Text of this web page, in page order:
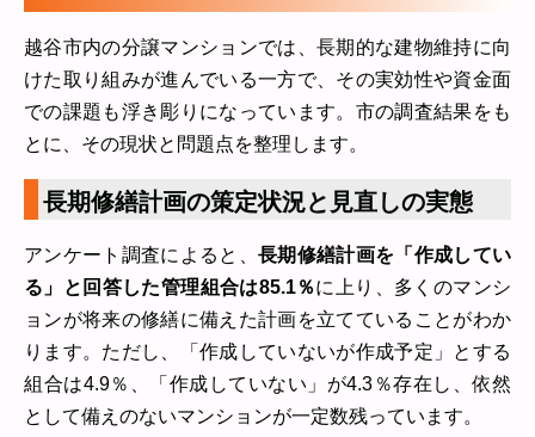
越谷市内の分譲マンションでは、長期的な建物維持に向
けた取り組みが進んでいる一方で、その実効性や資金面
での課題も浮き彫りになっています。市の調査結果をも
とに、その現状と問題点を整理します。
長期修繕計画の策定状況と見直しの実態
アンケート調査によると、 長期修繕計画を「作成してい
る」と回答した管理組合は85.1％に上り、多くのマンシ
ョンが将来の修繕に備えた計画を立てていることがわか
ります。ただし、「作成していないが作成予定」とする
組合は4.9％、「作成していない」が4.3％存在し、依然
として備えのないマンションが一定数残っています。